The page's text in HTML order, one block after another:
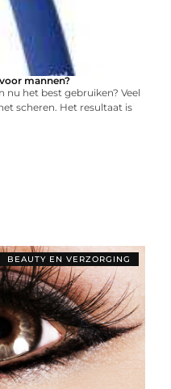
mannen?
nu het best gebruiken? Veel
scheren. Het resultaat is
BEAUTY EN VERZORGING